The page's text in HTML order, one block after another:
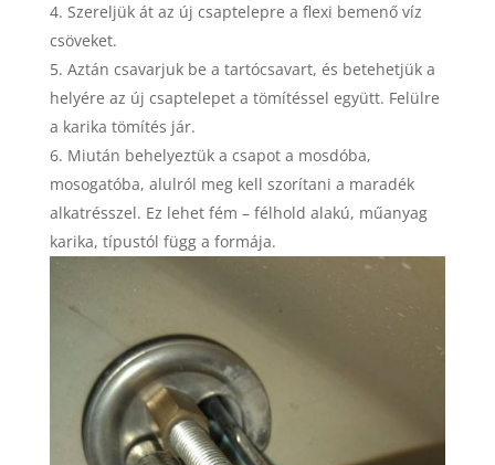
Szereljük át az új csaptelepre a flexi bemenő víz
csöveket.
Aztán csavarjuk be a tartócsavart, és betehetjük a
helyére az új csaptelepet a tömítéssel együtt. Felülre
a karika tömítés jár.
Miután behelyeztük a csapot a mosdóba,
mosogatóba, alulról meg kell szorítani a maradék
alkatrésszel. Ez lehet fém – félhold alakú, műanyag
karika, típustól függ a formája.